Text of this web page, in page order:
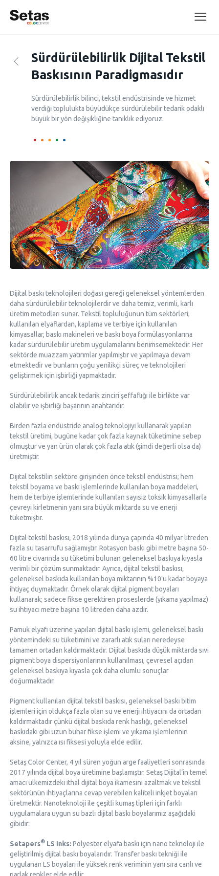
Sürdürülebilirlik Dijital Tekstil
Baskısının Paradigmasıdır
Sürdürülebilirlik bilinci, tekstil endüstrisinde ve hizmet
verdiği toplulukta büyüdükçe sürdürülebilir tedarik odaklı
büyük bir yön değişikliğine tanıklık ediyoruz.
Dijital baskı teknolojileri doğası gereği geleneksel yöntemlerden
daha sürdürülebilir teknolojilerdir ve daha temiz, verimli, karlı
üretim metodları sunar. Tekstil topluluğunun tüm sektörleri;
kullanılan elyaflardan, kaplama ve terbiye için kullanılan
kimyasallar, baskı makineleri ve baskı boya formülasyonlarına
kadar sürdürülebilir üretim uygulamalarını benimsemektedir. Her
sektörde muazzam yatırımlar yapılmıştır ve yapılmaya devam
etmektedir ve bunların çoğu yenilikçi süreç ve teknolojileri
geliştirmek için işbirliği yapmaktadır.
Sürdürülebilirlik ancak tedarik zinciri şeffaflığı ile birlikte var
olabilir ve işbirliği başarının anahtarıdır.
Birden fazla endüstride analog teknolojiyi kullanarak yapılan
tekstil üretimi, bugüne kadar çok fazla kaynak tüketimine sebep
olmuştur ve yan ürün olarak çok fazla atık (şimdi değerli olsa da)
üretmiştir.
Dijital tekstilin sektöre girişinden önce tekstil endüstrisi; hem
tekstil boyama ve baskı işlemlerinde kullanılan boya maddeleri,
hem de terbiye işlemlerinde kullanılan sayısız toksik kimyasallarla
çevreyi kirletmenin yanı sıra büyük miktarda su ve enerji
tüketmiştir.
Dijital tekstil baskısı, 2018 yılında dünya çapında 40 milyar litreden
fazla su tasarrufu sağlamıştır. Rotasyon baskı gibi metre başına 50-
60 litre civarında su tüketimi bulunan geleneksel baskıya kıyasla
verimli bir çözüm sunmaktadır. Ayrıca, dijital tekstil baskısı,
geleneksel baskıda kullanılan boya miktarının %10'u kadar boyaya
ihtiyaç duymaktadır. Örnek olarak dijital pigment boyaları
kullanarak; sadece fikse gerektiren proseslerde (yıkama yapılmaz)
su ihtiyacı metre başına 10 litreden daha azdır.
Pamuk elyafı üzerine yapılan dijital baskı işlemi, geleneksel baskı
yöntemindeki su tüketimini ve zararlı atık suları neredeyse
tamamen ortadan kaldırmaktadır. Dijital baskıda düşük miktarda sıvı
pigment boya dispersiyonlarının kullanılması, çevresel açıdan
geleneksel baskıya kıyasla çok daha olumlu sonuçlar
doğurmaktadır.
Pigment kullanılan dijital tekstil baskısı, geleneksel baskı bitim
işlemleri için oldukça fazla olan su ve enerji ihtiyacını da ortadan
kaldırmaktadır çünkü dijital baskıda renk haslığı, geleneksel
baskıdaki gibi uzun buhar fikse işlemi ve yıkama işlemlerinin
aksine, yalnızca ısı fiksesi yoluyla elde edilir.
Setaş Color Center, 4 yıl süren yoğun arge faaliyetleri sonrasında
2017 yılında dijital boya üretimine başlamıştır. Setaş Dijital’in temel
amacı ülkemizdeki ithal dijital boya ikamesini azaltmak ve tekstil
sektörünün ihtiyaçlarına cevap verebilen kaliteli inkjet boyaları
üretmektir. Nanoteknoloji ile çeşitli kumaş tipleri için farklı
uygulamalara uygun su bazlı dijital baskı boyalarımız aşağıdaki
gibidir:
Setapers® LS Inks: Polyester elyafa baskı için nano teknoloji ile
geliştirilmiş dijital baskı boyalarıdır. Transfer baskı tekniği ile
uygulanan LS boyaları ile yüksek renk veriminin yanı sıra canlı ve
parlak renkler elde edilir